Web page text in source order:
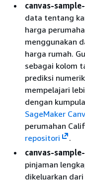
canvas-
data tentang
harga
menggunakan
harga rumah.
sebagai kolom
prediksi
mempelajari
dengan
SageMaker
perumahan
repositori
.
canvas-
pinjaman
dikeluarkan